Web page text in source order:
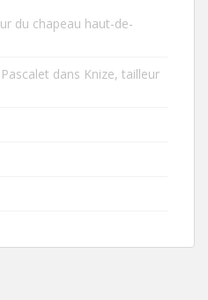
du chapeau haut-de-
dans Knize, tailleur